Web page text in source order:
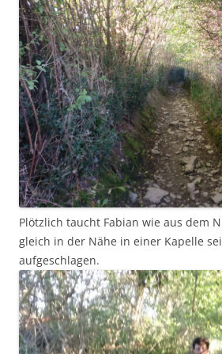
Plötzlich taucht Fabian wie aus dem
gleich in der Nähe in einer Kapelle
aufgeschlagen.